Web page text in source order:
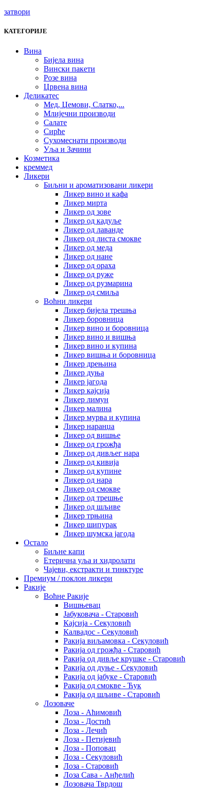
затвори
КАТЕГОРИЈЕ
Вина
Бијела вина
Вински пакети
Розе вина
Црвена вина
Деликатес
Мед, Џемови, Слатко,...
Млијечни производи
Салате
Сирће
Сухомеснати производи
Уља и Зачини
Козметика
креммед
Ликери
Биљни и ароматизовани ликери
Ликер вино и кафа
Ликер мирта
Ликер од зове
Ликер од кадуље
Ликер од лаванде
Ликер од листа смокве
Ликер од меда
Ликер од нане
Ликер од ораха
Ликер од руже
Ликер од рузмарина
Ликер од смиља
Воћни ликери
Ликер бијела трешња
Ликер боровница
Ликер вино и боровница
Ликер вино и вишња
Ликер вино и купина
Ликер вишња и боровница
Ликер дрењина
Ликер дуња
Ликер јагода
Ликер кајсија
Ликер лимун
Ликер малина
Ликер мурва и купина
Ликер наранџа
Ликер од вишње
Ликер од грожђа
Ликер од дивљег нара
Ликер од кивија
Ликер од купине
Ликер од нара
Ликер од смокве
Ликер од трешње
Ликер од шљиве
Ликер трњина
Ликер шипурак
Ликер шумска јагода
Остало
Биљне капи
Етерична уља и хидролати
Чајеви, екстракти и тинктуре
Премиум / поклон ликери
Ракије
Воћне Ракије
Вишњевац
Јабуковача - Старовић
Кајсија - Секуловић
Калвадос - Секуловић
Ракија виљамовка - Секуловић
Ракија од грожђа - Старовић
Ракија од дивље крушке - Старовић
Ракија од дуње - Секуловић
Ракија од јабуке - Старовић
Ракија од смокве - Ћук
Ракија од шљиве - Старовић
Лозоваче
Лоза - Аћимовић
Лоза - Достић
Лоза - Лечић
Лоза - Петијевић
Лоза - Поповац
Лоза - Секуловић
Лоза - Старовић
Лоза Сава - Анђелић
Лозовача Тврдош